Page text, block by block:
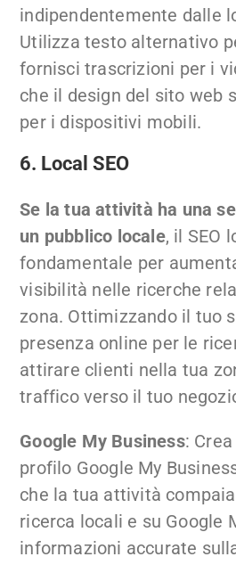
indipendentemente dalle
Utilizza testo alternativo
fornisci trascrizioni per i
che il design del sito web
per i dispositivi mobili.
6. Local SEO
Se la tua attività ha una
un pubblico locale, il SEO
fondamentale per
visibilità nelle ricerche
zona. Ottimizzando il tuo
presenza online per le
attirare clienti nella tua
traffico verso il tuo
Google My Business:
profilo Google My
che la tua attività
ricerca locali e su Google
informazioni accurate